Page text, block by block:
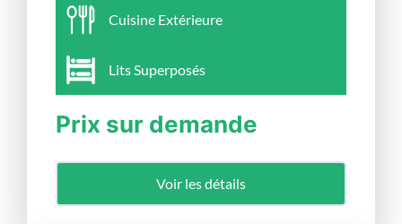
Cuisine Extérieure
Lits Superposés
Prix sur demande
Voir les détails